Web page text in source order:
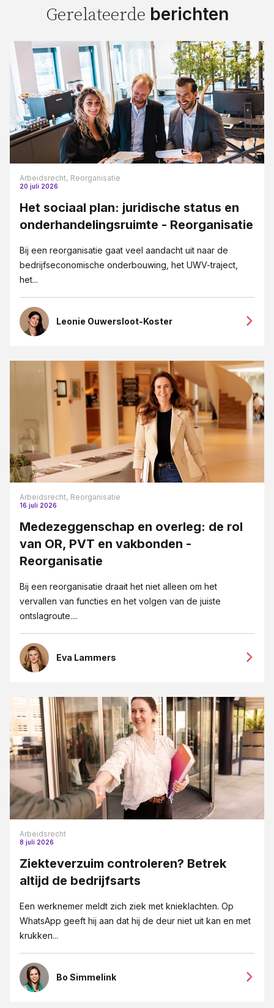
Gerelateerde berichten
Arbeidsrecht, Reorganisatie
20 juli 2026
Het sociaal plan: juridische status en
onderhandelingsruimte - Reorganisatie
Bij een reorganisatie gaat veel aandacht uit naar de
bedrijfseconomische onderbouwing, het UWV-traject,
het...
Leonie Ouwersloot-Koster
Arbeidsrecht, Reorganisatie
16 juli 2026
Medezeggenschap en overleg: de rol
van OR, PVT en vakbonden -
Reorganisatie
Bij een reorganisatie draait het niet alleen om het
vervallen van functies en het volgen van de juiste
ontslagroute....
Eva Lammers
Arbeidsrecht
8 juli 2026
Ziekteverzuim controleren? Betrek
altijd de bedrijfsarts
Een werknemer meldt zich ziek met knieklachten. Op
WhatsApp geeft hij aan dat hij de deur niet uit kan en met
krukken...
Bo Simmelink